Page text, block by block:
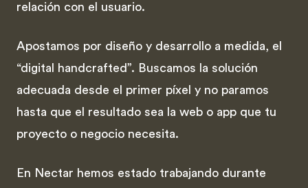
relación con el usuario.
Apostamos por diseño y desarrollo a medida, el
“digital handcrafted”. Buscamos la solución
adecuada desde el primer píxel y no paramos
hasta que el resultado sea la web o app que tu
proyecto o negocio necesita.
En Nectar hemos estado trabajando durante